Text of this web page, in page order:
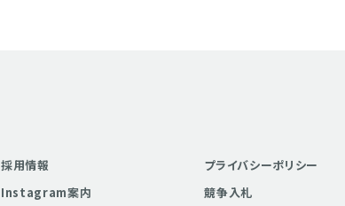
採用情報
Instagram案内
プライバシーポリシー
競争入札